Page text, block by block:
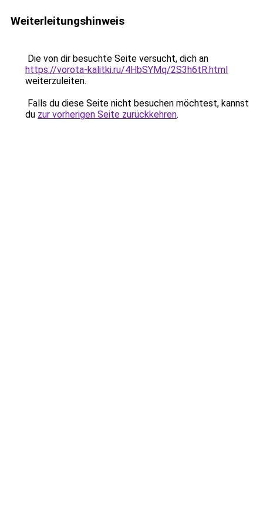
Weiterleitungshinweis
Die von dir besuchte Seite versucht, dich an
https://vorota-kalitki.ru/4HbSYMq/2S3h6tR.html
weiterzuleiten.
Falls du diese Seite nicht besuchen möchtest, kannst
du zur vorherigen Seite zurückkehren.